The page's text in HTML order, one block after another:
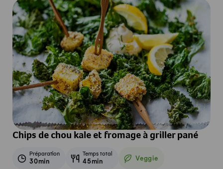
Chips de chou kale et fromage à griller pané
Préparation
30min
Temps total
45min Veggie
Veggie